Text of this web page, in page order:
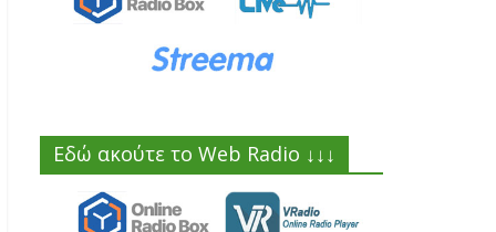
Εδώ ακούτε το Web Radio ↓↓↓